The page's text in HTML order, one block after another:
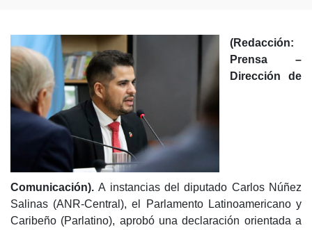
(Redacción:
Prensa –
Dirección de
Comunicación).A instancias del diputado Carlos Núñez
Salinas (ANR-Central), el Parlamento Latinoamericano y
Caribeño (Parlatino), aprobó una declaración orientada a